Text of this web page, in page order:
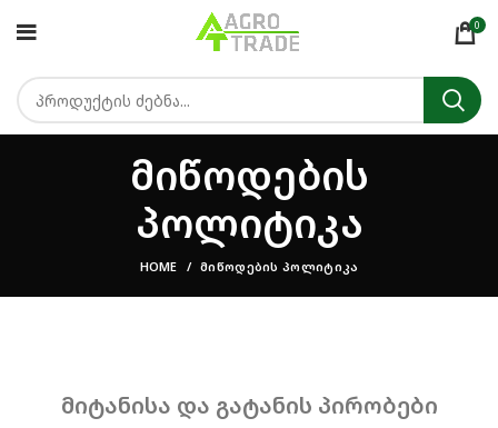
0
მიწოდების
პოლიტიკა
HOME ᲛᲘᲬᲝᲓᲔᲑᲘᲡ ᲞᲝᲚᲘᲢᲘᲙᲐ
მიტანისა და გატანის პირობები